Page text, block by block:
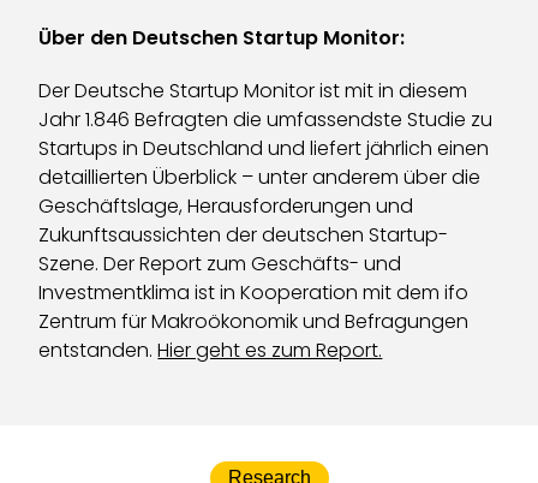
Über den Deutschen Startup Monitor:
Der Deutsche Startup Monitor ist mit in diesem
Jahr 1.846 Befragten die umfassendste Studie zu
Startups in Deutschland und liefert jährlich einen
detaillierten Überblick – unter anderem über die
Geschäftslage, Herausforderungen und
Zukunftsaussichten der deutschen Startup-
Szene. Der Report zum Geschäfts- und
Investmentklima ist in Kooperation mit dem ifo
Zentrum für Makroökonomik und Befragungen
entstanden.Hier geht es zum Report.
Research